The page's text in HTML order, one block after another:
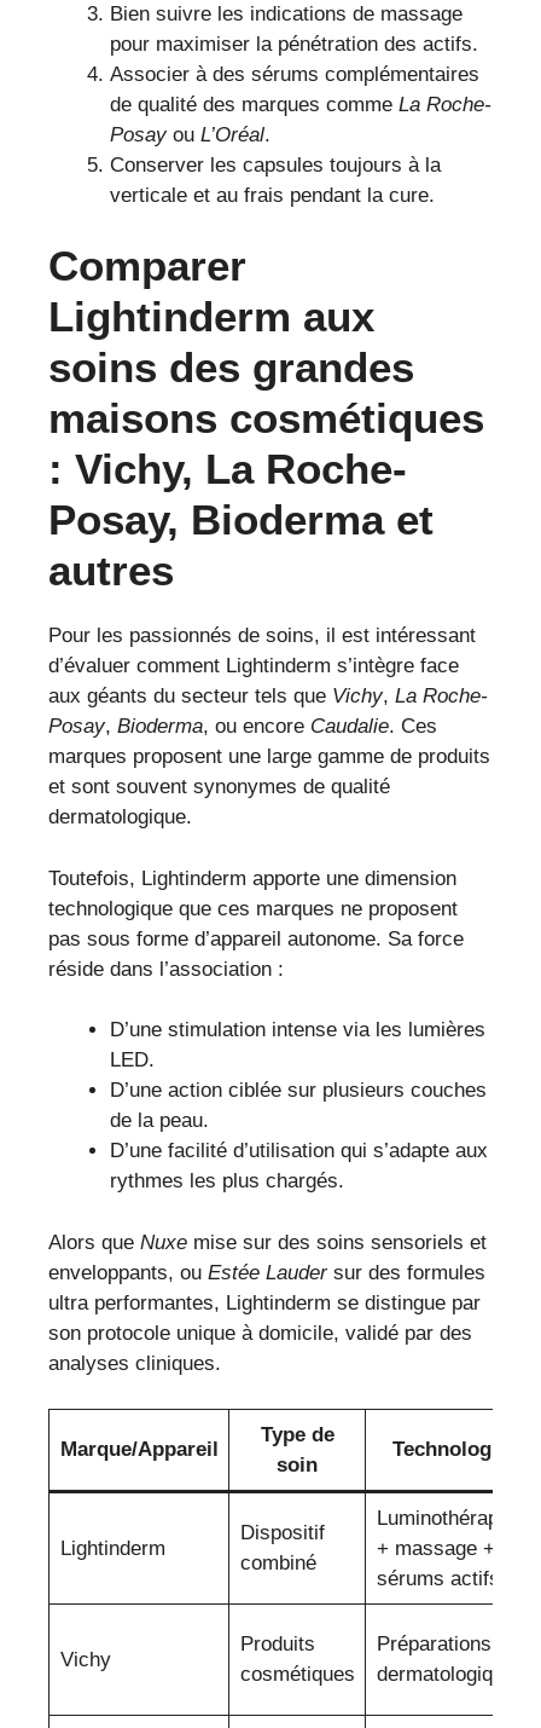
Bien suivre les indications de massage
pour maximiser la pénétration des actifs.
Associer à des sérums complémentaires
de qualité des marques comme La Roche-
Posayou L’Oréal.
Conserver les capsules toujours à la
verticale et au frais pendant la cure.
Comparer
Lightinderm aux
soins des grandes
maisons cosmétiques
: Vichy, La Roche-
Posay, Bioderma et
autres
Pour les passionnés de soins, il est intéressant
d’évaluer comment Lightinderm s’intègre face
aux géants du secteur tels que Vichy, La Roche-
Posay, Bioderma, ou encore Caudalie. Ces
marques proposent une large gamme de produits
et sont souvent synonymes de qualité
dermatologique.
Toutefois, Lightinderm apporte une dimension
technologique que ces marques ne proposent
pas sous forme d’appareil autonome. Sa force
réside dans l’association :
D’une stimulation intense via les lumières
LED.
D’une action ciblée sur plusieurs couches
de la peau.
D’une facilité d’utilisation qui s’adapte aux
rythmes les plus chargés.
Alors que Nuxe mise sur des soins sensoriels et
enveloppants, ou Estée Laudersur des formules
ultra performantes, Lightinderm se distingue par
son protocole unique à domicile, validé par des
analyses cliniques.
Marque/Appareil
Type de
soin
Technologie
Lightinderm
Dispositif
combiné
Luminothérapie
+ massage +
sérums actifs
Vichy
Produits
cosmétiques
Préparations
dermatologiques